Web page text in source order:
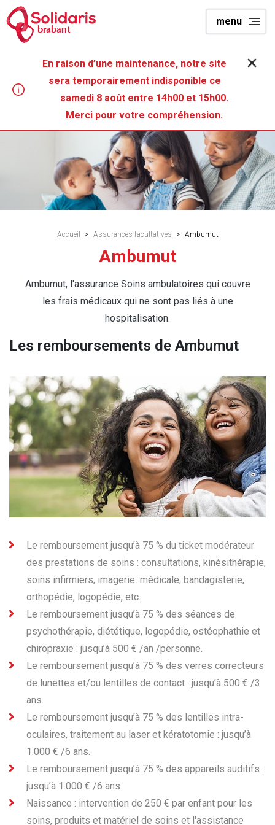
Aller
au
contenu
menu
brabant
En raison d’une maintenance, notre site
sera temporairement indisponible ce
samedi 8 août entre 14h00 et 15h00.
Merci pour votre compréhension.
Accueil > Assurances facultatives > Ambumut
Ambumut
Ambumut, l'assurance Soins ambulatoires qui couvre
les frais médicaux qui ne sont pas liés à une
hospitalisation.
Les remboursements de Ambumut
Le remboursement jusqu’à 75 % du ticket modérateur
des prestations de soins : consultations, kinésithérapie,
soins infirmiers, imagerie médicale, bandagisterie,
orthopédie, logopédie, etc.
Le remboursement jusqu’à 75 % des séances de
psychothérapie, diététique, logopédie, ostéophathie et
chiropraxie : jusqu’à 500 € /an /personne.
Le remboursement jusqu’à 75 % des verres correcteurs
de lunettes et/ou lentilles de contact : jusqu’à 500 € /3
ans.
Le remboursement jusqu’à 75 % des lentilles intra-
oculaires, traitement au laser et kératotomie : jusqu’à
1.000 € /6 ans.
Le remboursement jusqu’à 75 % des appareils auditifs :
jusqu’à 1.000 € /6 ans
Naissance : intervention de 250 € par enfant pour les
soins, produits et matériel de soins et l'assistance